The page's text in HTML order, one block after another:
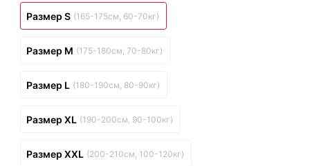
Размер S (165-175см, 60-70кг)
Размер M (175-180см, 70-80кг)
Размер L (180-190см, 80-90кг)
Размер XL (190-200см, 90-100кг)
Размер XXL (200-210см, 100-120кг)